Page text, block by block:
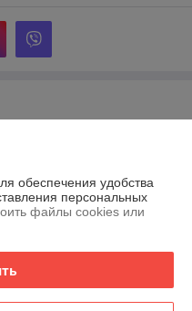
обеспечения удобства
персональных
файлы cookies или